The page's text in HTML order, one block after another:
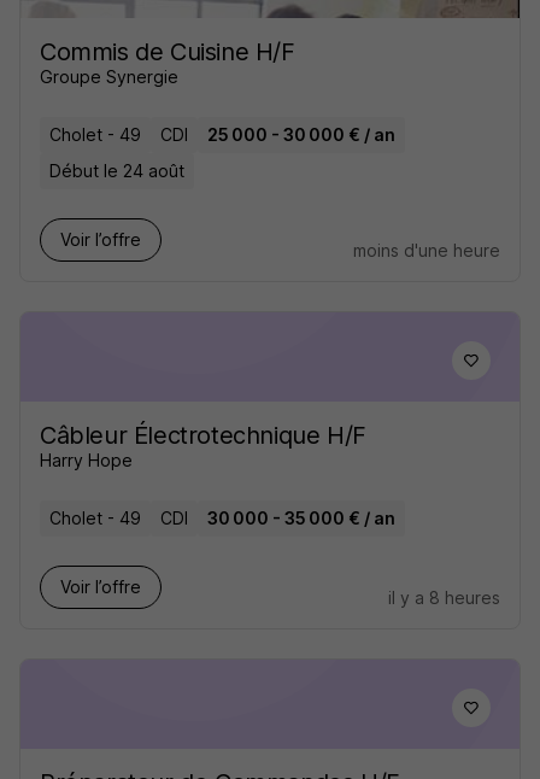
Commis de Cuisine H/F
Groupe Synergie
Cholet - 49 CDI
25 000 - 30 000 € / an
Début le 24 août
Voir l’offre
moins d'une heure
Câbleur Électrotechnique H/F
Harry Hope
Cholet - 49 CDI 30 000 - 35 000 € / an
Voir l’offre
il y a 8 heures